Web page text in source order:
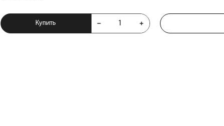
Купить Крепление потолочное
Купить